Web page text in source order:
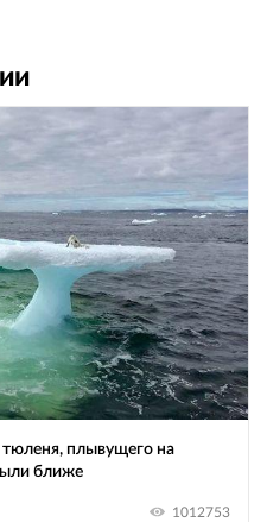
плывущего на
ближе
1012753